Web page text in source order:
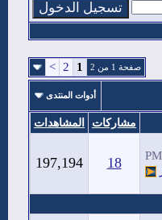
صفحة 1 من 2 1
2
>
أدوات المنتدى
مشاركات المشاهدات
18
197,194